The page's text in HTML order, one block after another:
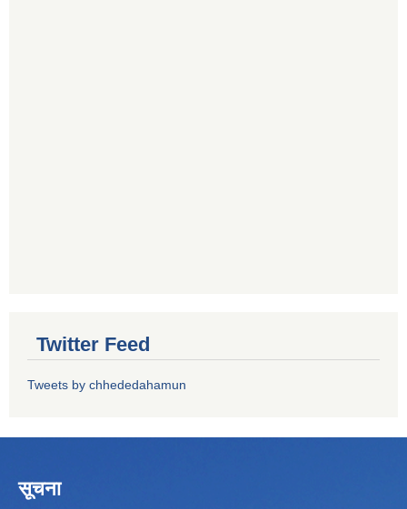
Twitter Feed
Tweets by chhededahamun
सूचना